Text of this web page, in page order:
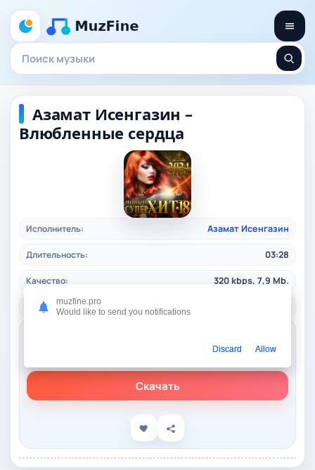
Азамат Исенгазин –
Влюбленные сердца
Исполнитель: Азамат Исенгазин
Длительность: 03:28
Качество: 320 kbps, 7,9 Mb.
Жанр:
Азамат Исенгазин – Влюбленные сердца
Скачать
muzfine.pro
Would like to send you notifications
Discard Allow